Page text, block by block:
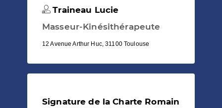
Traineau Lucie
Masseur-Kinésithérapeute
12 Avenue Arthur Huc, 31100 Toulouse
Signature de la Charte Romain